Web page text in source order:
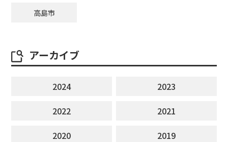
高島市
アーカイブ
2024
2023
2022
2021
2020
2019